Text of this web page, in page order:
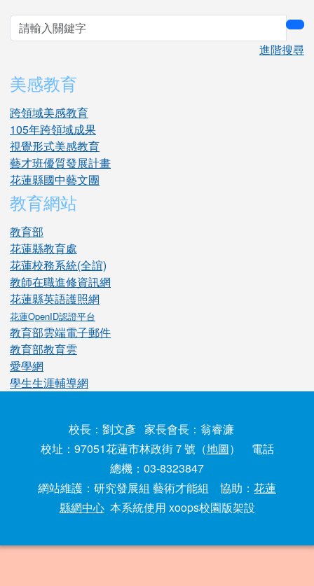
進階搜尋
美感教育
跨領域美感教育
105年跨領域成果
視覺形式美感教育
藝才班優質發展計畫
花蓮縣國中藝文團
教育網站
教育部
花蓮縣教育處
花蓮校務系統(全誼)
教師在職進修資訊網
花蓮縣英語護照網
花蓮OpenID認證平台
教育部雲端電子郵件
教育部教育雲
愛學網
學生生涯輔導網
校長：劉文彥 家長會長：翁睿濂
校址：97051花蓮市林政街７號（地圖） 電話
總機：03-8323847
網站維護：研究發展組 藝術才能組 協助： 花蓮
縣網中心本系統使用 xoops校園版架設